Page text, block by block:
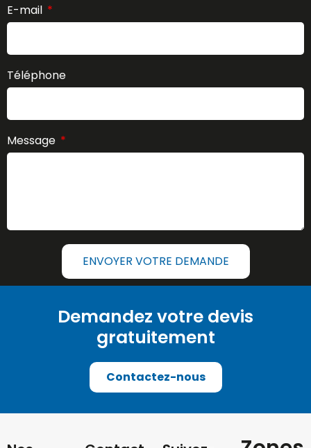
E-mail
Téléphone
Message
ENVOYER VOTRE DEMANDE
Demandez votre devis
gratuitement
Contactez-nous